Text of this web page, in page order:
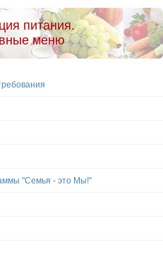
питания.
меню
"Семья - это Мы!"